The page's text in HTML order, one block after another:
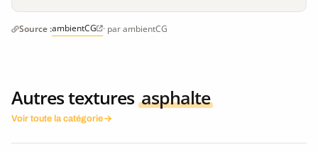
Source :ambientCG · par ambientCG
Autres textures asphalte
Voir toute la catégorie